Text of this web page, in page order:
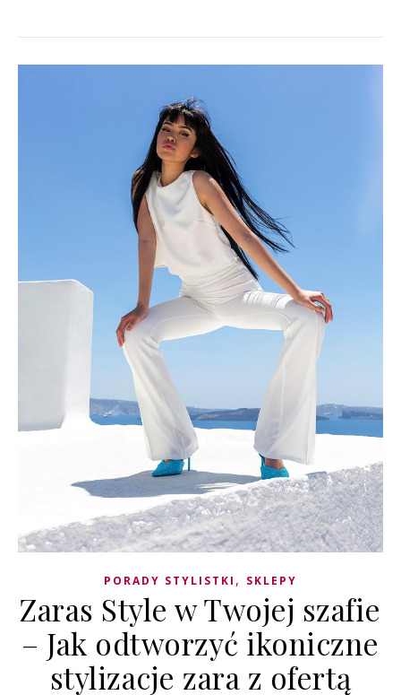
PORADY STYLISTKI , SKLEPY
Zaras Style w Twojej szafie
– Jak odtworzyć ikoniczne
stylizacje zara z ofertą